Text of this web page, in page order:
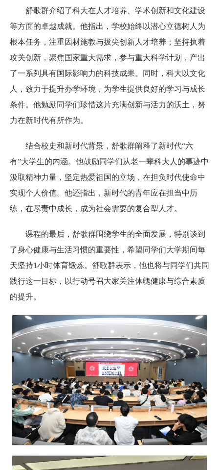
舒歌群介绍了科大在人才培养、学术创新和文化建设
等方面的卓越成就。他指出，学校始终以潜心立德树人为
根本任务，注重因材施教与拔尖创新人才培养；坚持执着
攻关创新，聚焦国家重大需求，参与重大科学计划，产出
了一系列具有国际影响力的科技成果。同时，科大以文化
人，致力于提升办学环境，为学生提供良好的学习与成长
条件。他勉励同学们珍惜这片充满创新与活力的沃土，努
力在新时代有所作为。
结合校史和新时代背景，舒歌群阐释了新时代“六
有”大学生的内涵。他鼓励同学们从老一辈科大人的事迹中
汲取精神力量，坚定热爱祖国的立场，在担负时代使命中
实现个人价值。他还指出，新时代的青年应在担当中历
练，在尽责中成长，成为社会需要的复合型人才。
课程的最后，舒歌群围绕学生的全面发展，特别谈到
了身心健康与生活习惯的重要性，希望同学们大学期间每
天坚持1小时体育锻炼。舒歌群表示，他也将与同学们共同
践行这一目标，以行动号召大家关注体魄健康与综合素质
的提升。